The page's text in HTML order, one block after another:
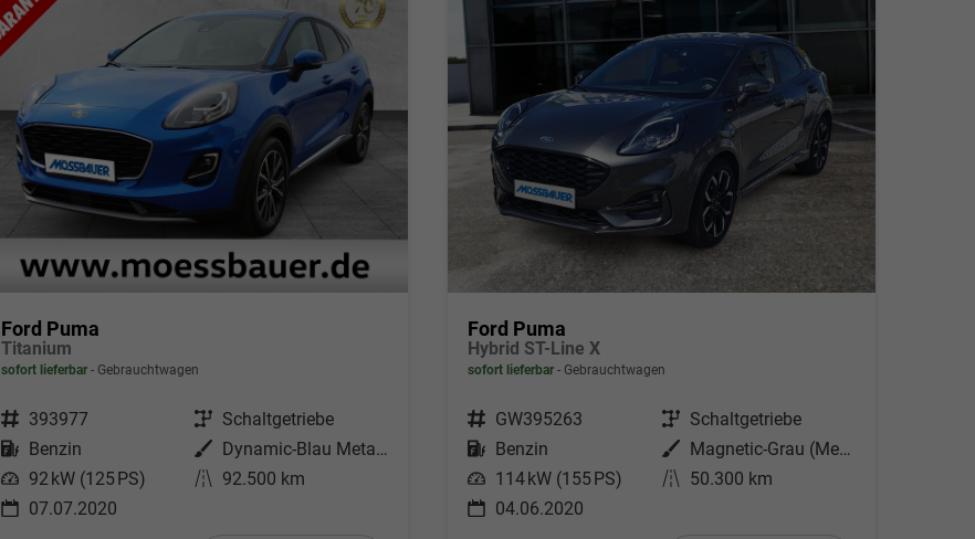
Ford Puma
Titanium
sofort lieferbar Gebrauchtwagen
Fahrzeugnr. 393977 Getriebe Schaltgetriebe
Kraftstoff Benzin Außenfarbe
Dynamic-Blau Metallic
Leistung 92 kW (125 PS) Kilometerstand 92.500 km
07.07.2020
Ford Puma
Hybrid ST-Line X
sofort lieferbar Gebrauchtwagen
Fahrzeugnr. GW395263 Getriebe Schaltgetriebe
Kraftstoff Benzin Außenfarbe
Magnetic-Grau (Metallic)
Leistung 114 kW (155 PS) Kilometerstand 50.300 km
04.06.2020